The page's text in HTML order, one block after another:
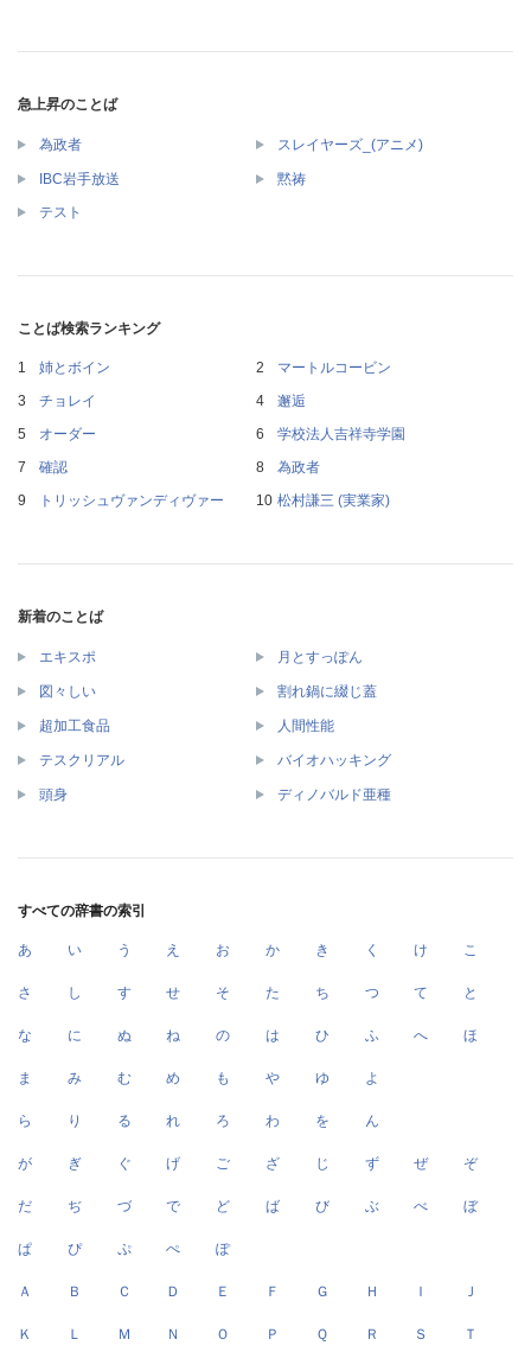
急上昇のことば
為政者 スレイヤーズ_(アニメ)
IBC岩手放送 黙祷
テスト
ことば検索ランキング
姉とボイン
マートルコービン
チョレイ
邂逅
オーダー
学校法人吉祥寺学園
確認
為政者
トリッシュヴァンディヴァー
松村謙三 (実業家)
新着のことば
エキスポ 月とすっぽん
図々しい 割れ鍋に綴じ蓋
超加工食品 人間性能
テスクリアル バイオハッキング
頭身 ディノバルド亜種
すべての辞書の索引
あ い う え お か き く け こ
さ し す せ そ た ち つ て と
な に ぬ ね の は ひ ふ へ ほ
ま み む め も や ゆ よ
ら り る れ ろ わ を ん
が ぎ ぐ げ ご ざ じ ず ぜ ぞ
だ ぢ づ で ど ば び ぶ べ ぼ
ぱ ぴ ぷ ぺ ぽ
Ａ Ｂ Ｃ Ｄ Ｅ Ｆ Ｇ Ｈ Ｉ Ｊ
Ｋ Ｌ Ｍ Ｎ Ｏ Ｐ Ｑ Ｒ Ｓ Ｔ